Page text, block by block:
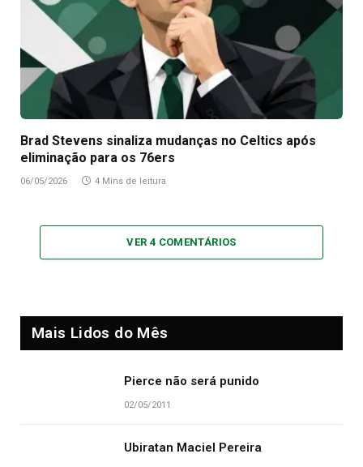
Brad Stevens sinaliza mudanças no Celtics após
eliminação para os 76ers
06/05/2026 4 Mins de leitura
VER 4 COMENTÁRIOS
Mais Lidos do Mês
Pierce não será punido
02/05/2011
Ubiratan Maciel Pereira